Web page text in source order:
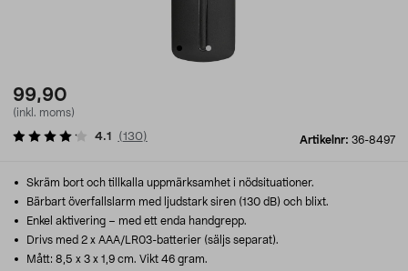
99,90
(inkl. moms)
Artikelnr: 36-8497
4.1 (130)
Skräm bort och tillkalla uppmärksamhet i nödsituationer.
Bärbart överfallslarm med ljudstark siren (130 dB) och blixt.
Enkel aktivering – med ett enda handgrepp.
Drivs med 2 x AAA/LR03-batterier (säljs separat).
Mått: 8,5 x 3 x 1,9 cm. Vikt 46 gram.